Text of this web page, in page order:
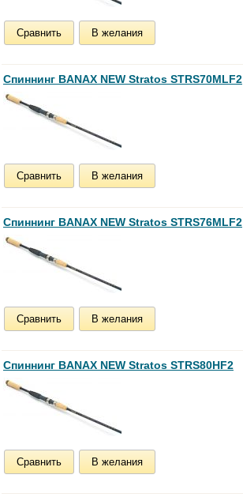
Сравнить В желания
Спиннинг BANAX NEW Stratos STRS70MLF2
Сравнить В желания
Спиннинг BANAX NEW Stratos STRS76MLF2
Сравнить В желания
Спиннинг BANAX NEW Stratos STRS80HF2
Сравнить В желания